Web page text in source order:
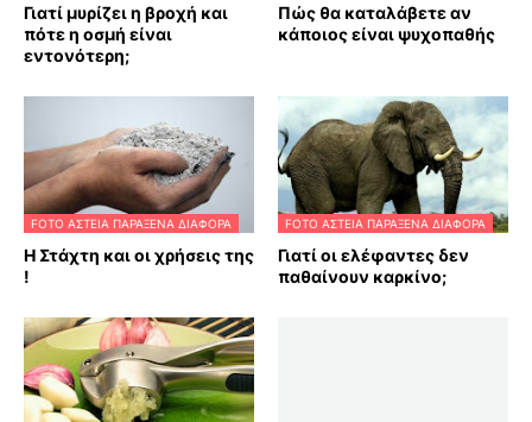
Γιατί μυρίζει η βροχή και
πότε η οσμή είναι
εντονότερη;
Πώς θα καταλάβετε αν
κάποιος είναι ψυχοπαθής
FOTO ΑΣΤΕΙΑ ΠΑΡΑΞΕΝΑ ΔΙΑΦΟΡΑ
Η Στάχτη και οι χρήσεις της
!
FOTO ΑΣΤΕΙΑ ΠΑΡΑΞΕΝΑ ΔΙΑΦΟΡΑ
Γιατί οι ελέφαντες δεν
παθαίνουν καρκίνο;